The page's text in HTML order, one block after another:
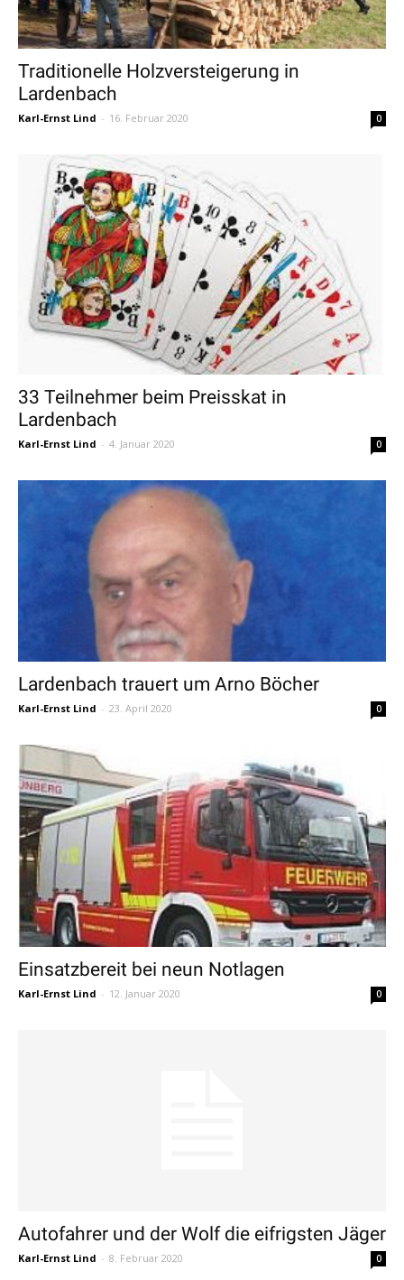
Traditionelle Holzversteigerung in
Lardenbach
Karl-Ernst Lind - 16. Februar 2020 0
33 Teilnehmer beim Preisskat in
Lardenbach
Karl-Ernst Lind - 4. Januar 2020 0
Lardenbach trauert um Arno Böcher
Karl-Ernst Lind - 23. April 2020 0
Einsatzbereit bei neun Notlagen
Karl-Ernst Lind - 12. Januar 2020 0
Autofahrer und der Wolf die eifrigsten Jäger
Karl-Ernst Lind - 8. Februar 2020 0